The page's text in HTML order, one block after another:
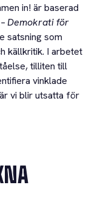
in! är baserad
Demokrati för
satsning som
källkritik. I arbetet
tilliten till
vinklade
vi blir utsatta för